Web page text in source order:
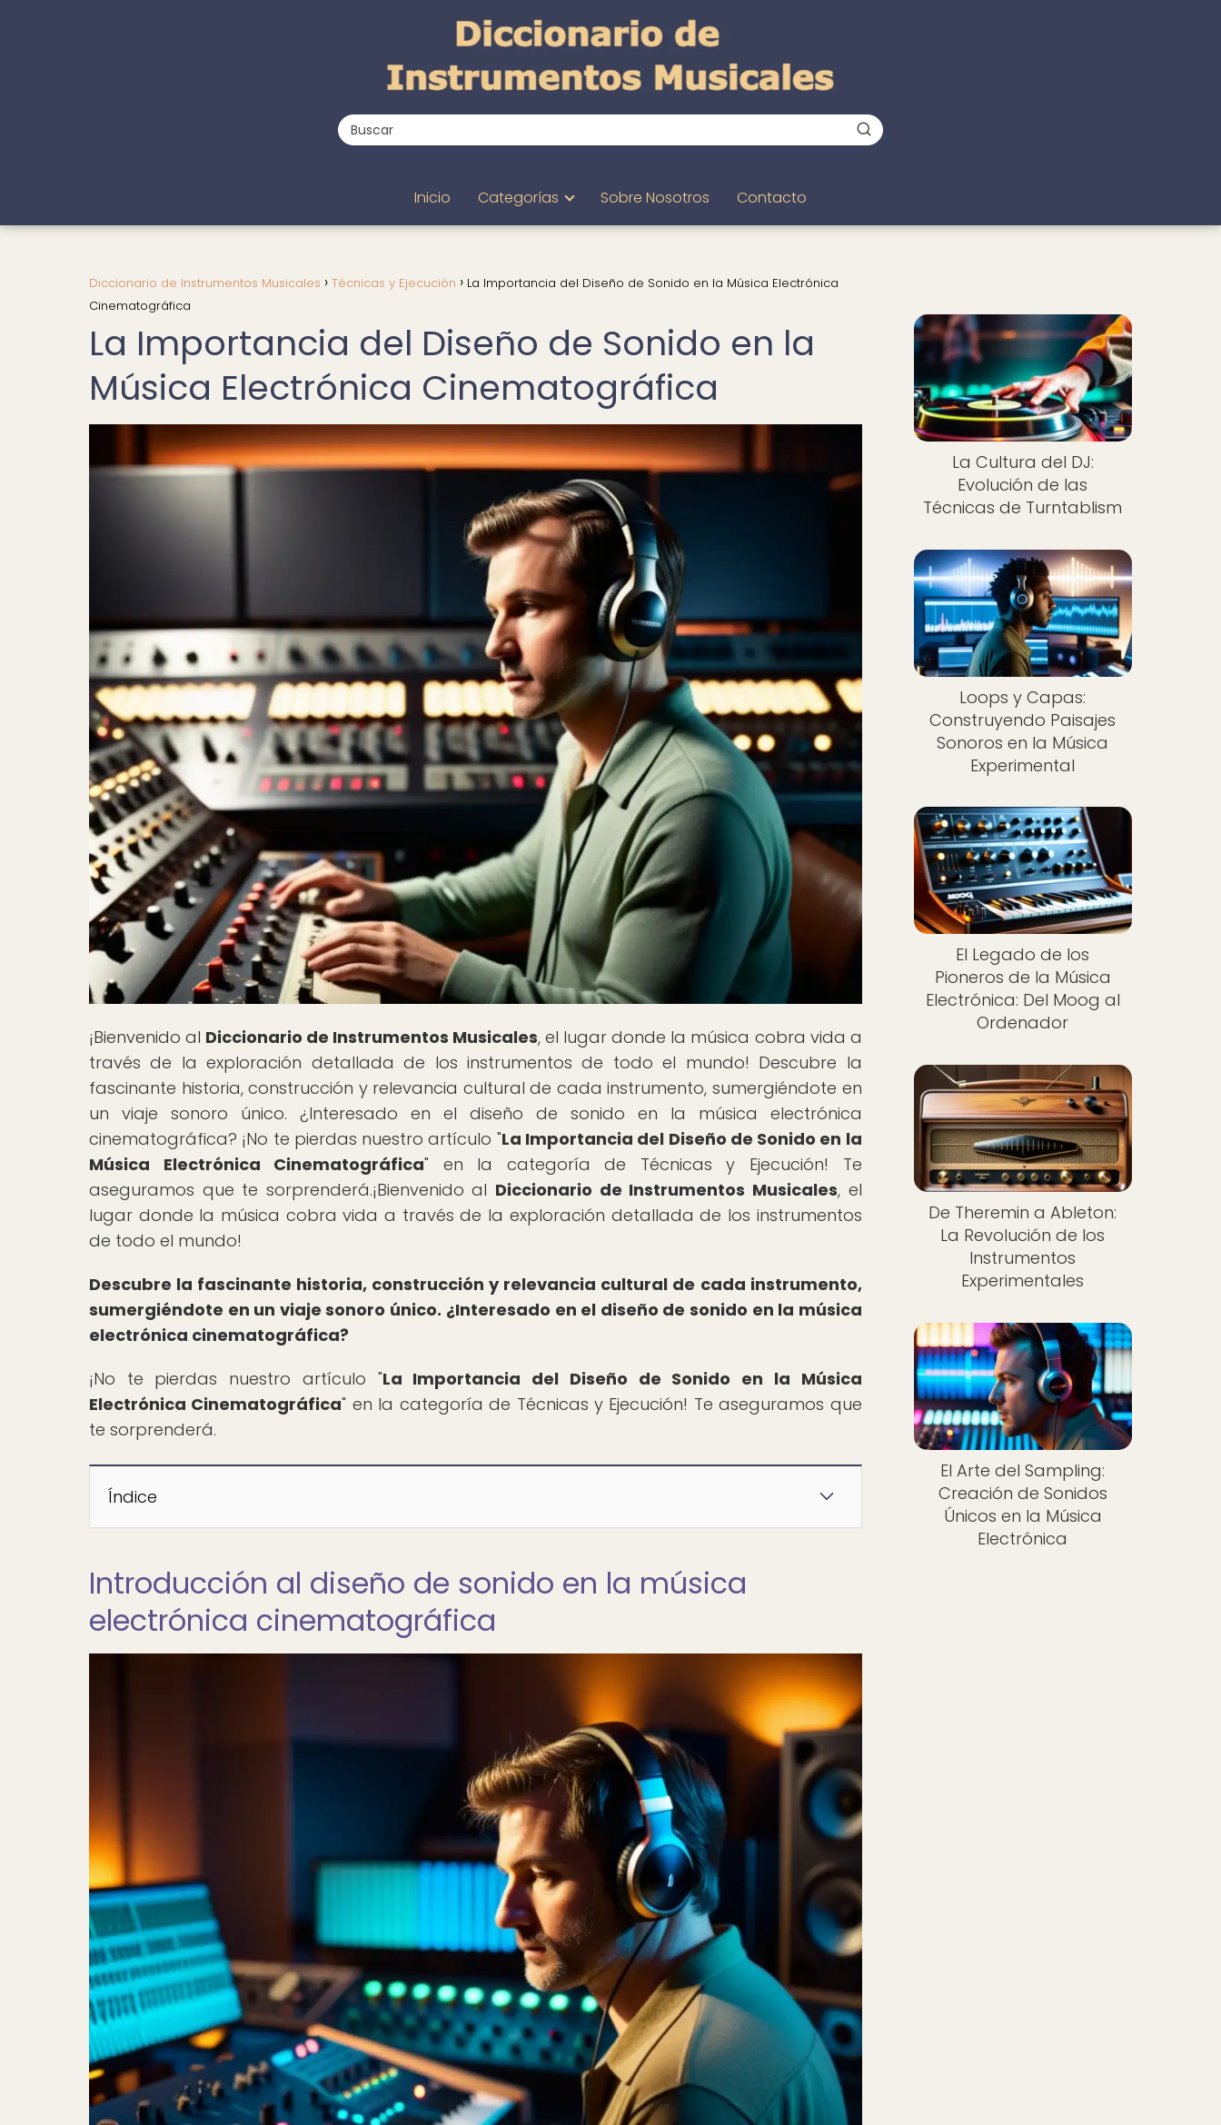
Inicio Categorías Sobre Nosotros Contacto
Diccionario de Instrumentos Musicales Técnicas y Ejecución
La Importancia del Diseño de Sonido en la Música Electrónica
Cinematográfica
La Importancia del Diseño de Sonido en la
Música Electrónica Cinematográfica
¡Bienvenido al Diccionario de Instrumentos Musicales, el lugar donde la música cobra vida a
través de la exploración detallada de los instrumentos de todo el mundo! Descubre la
fascinante historia, construcción y relevancia cultural de cada instrumento, sumergiéndote en
un viaje sonoro único. ¿Interesado en el diseño de sonido en la música electrónica
cinematográfica? ¡No te pierdas nuestro artículo "La Importancia del Diseño de Sonido en la
Música Electrónica Cinematográfica" en la categoría de Técnicas y Ejecución! Te
aseguramos que te sorprenderá.¡Bienvenido al Diccionario de Instrumentos Musicales, el
lugar donde la música cobra vida a través de la exploración detallada de los instrumentos
de todo el mundo!
Descubre la fascinante historia, construcción y relevancia cultural de cada instrumento,
sumergiéndote en un viaje sonoro único. ¿Interesado en el diseño de sonido en la música
electrónica cinematográfica?
¡No te pierdas nuestro artículo "La Importancia del Diseño de Sonido en la Música
Electrónica Cinematográfica" en la categoría de Técnicas y Ejecución! Te aseguramos que
te sorprenderá.
Índice
Introducción al diseño de sonido en la música
electrónica cinematográfica
La Cultura del DJ:
Evolución de las
Técnicas de Turntablism
Loops y Capas:
Construyendo Paisajes
Sonoros en la Música
Experimental
El Legado de los
Pioneros de la Música
Electrónica: Del Moog al
Ordenador
De Theremin a Ableton:
La Revolución de los
Instrumentos
Experimentales
El Arte del Sampling:
Creación de Sonidos
Únicos en la Música
Electrónica